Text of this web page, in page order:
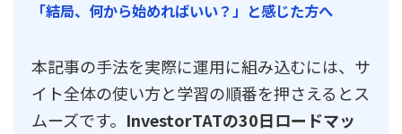
「結局、何から始めればいい？」と感じた方へ
本記事の手法を実際に運用に組み込むには、サ
イト全体の使い方と学習の順番を押さえるとス
ムーズです。 InvestorTATの30日ロードマッ